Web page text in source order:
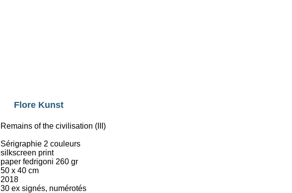
Flore Kunst
Remains of the civilisation (III)
Sérigraphie 2 couleurs
silkscreen print
paper fedrigoni 260 gr
50 x 40 cm
2018
30 ex signés, numérotés